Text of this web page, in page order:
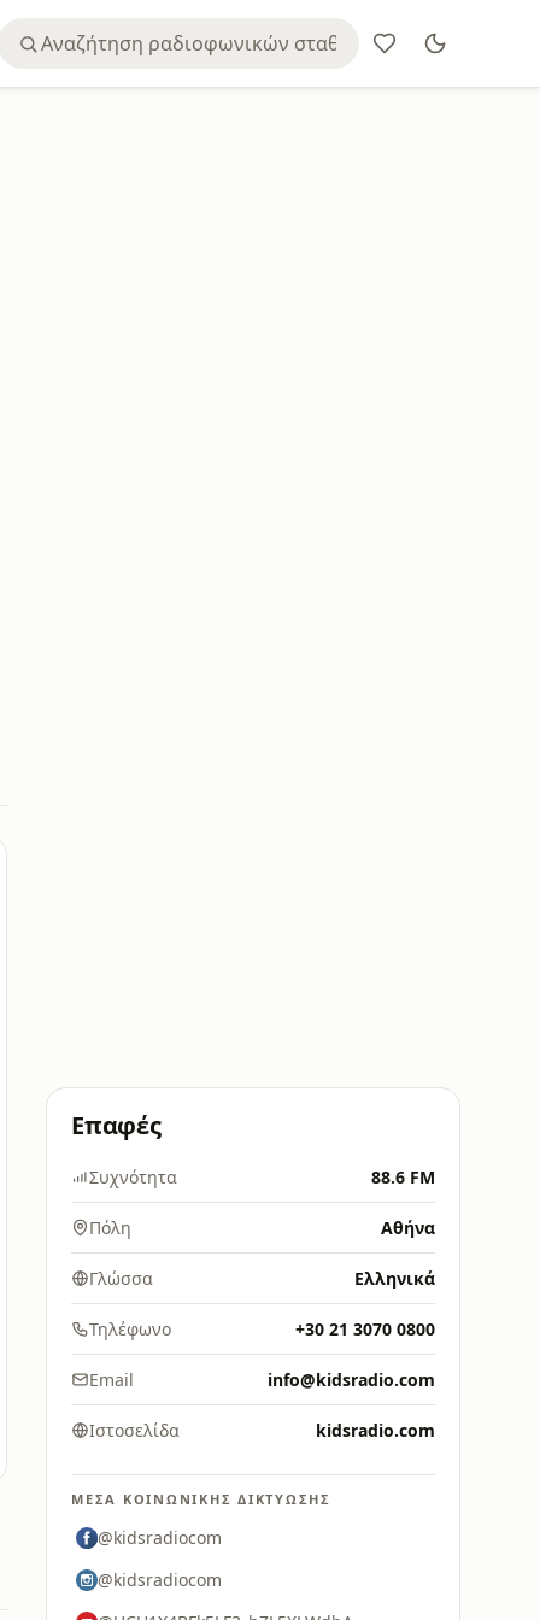
Επαφές
Συχνότητα 88.6 FM
Πόλη Αθήνα
Γλώσσα Ελληνικά
Τηλέφωνο +30 21 3070 0800
Email info@kidsradio.com
Ιστοσελίδα kidsradio.com
ΜΈΣΑ ΚΟΙΝΩΝΙΚΉΣ ΔΙΚΤΎΩΣΗΣ
@kidsradiocom
@kidsradiocom